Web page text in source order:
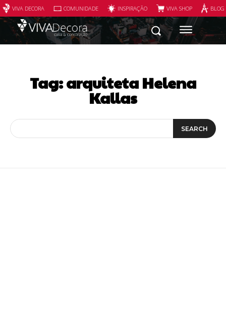
VIVA DECORA COMUNIDADE INSPIRAÇÃO VIVA SHOP
Tag:arquiteta Helena
Kallas
SEARCH